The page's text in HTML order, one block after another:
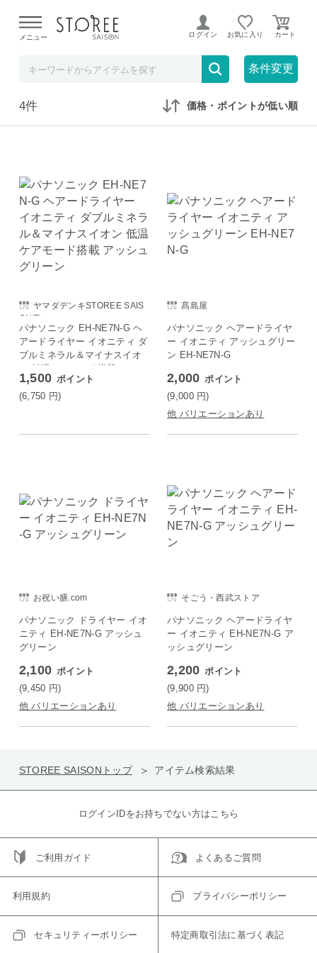
よる配送遅延が発生しております。
メニュー ログイン お気に入り
条件変更
在庫なしも表示 セール対象のみ
4件 価格・ポイントが低い順
ヤマダデンキSTOREE SAIS
ON店
パナソニック EH-NE7N-G ヘ
アードライヤー イオニティ ダ
ブルミネラル＆マイナスイオ
ン 低温ケアモード搭載 アッシ
ュグリーン
1,500 ポイント
(6,750 円)
髙島屋
パナソニック ヘアードライヤ
ー イオニティ アッシュグリー
ン EH-NE7N-G
2,000 ポイント
(9,000 円)
他 バリエーションあり
お祝い膳.com
パナソニック ドライヤー イオ
ニティ EH-NE7N-G アッシュ
グリーン
2,100 ポイント
(9,450 円)
他 バリエーションあり
そごう・西武ストア
パナソニック ヘアードライヤ
ー イオニティ EH-NE7N-G ア
ッシュグリーン
2,200 ポイント
(9,900 円)
他 バリエーションあり
STOREE SAISONトップ アイテム検索結果
ログインIDをお持ちでない方はこちら
ご利用ガイド よくあるご質問
利用規約 プライバシーポリシー
セキュリティーポリシー 特定商取引法に基づく表記